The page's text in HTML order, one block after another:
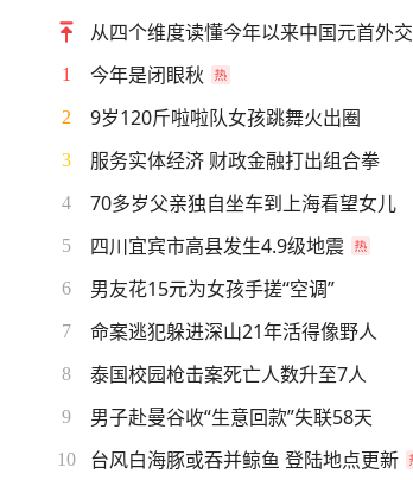
从四个维度读懂今年以来中国元首外交
1 今年是闭眼秋
2 9岁120斤啦啦队女孩跳舞火出圈
3 服务实体经济 财政金融打出组合拳
4 70多岁父亲独自坐车到上海看望女儿
5 四川宜宾市高县发生4.9级地震
6 男友花15元为女孩手搓“空调”
7 命案逃犯躲进深山21年活得像野人
8 泰国校园枪击案死亡人数升至7人
9 男子赴曼谷收“生意回款”失联58天
10 台风白海豚或吞并鲸鱼 登陆地点更新